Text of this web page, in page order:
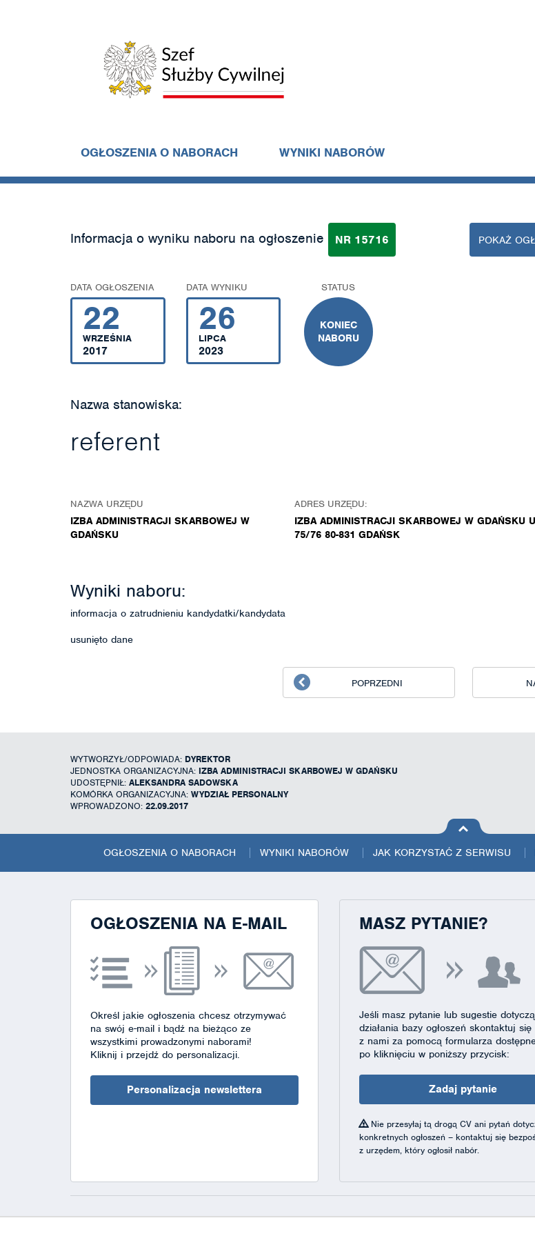
OGŁOSZENIA O NABORACH WYNIKI NABORÓW
Informacja o wyniku naboru na ogłoszenie NR 15716 POKAŻ
DATA OGŁOSZENIA
22
WRZEŚNIA
2017
DATA WYNIKU
26
LIPCA
2023
STATUS
KONIEC
NABORU
Nazwa stanowiska:
referent
NAZWA URZĘDU
IZBA ADMINISTRACJI SKARBOWEJ W
GDAŃSKU
ADRES URZĘDU:
IZBA ADMINISTRACJI SKARBOWEJ W GDAŃSKU
75/76 80-831 GDAŃSK
Wyniki naboru:
informacja o zatrudnieniu kandydatki/kandydata
usunięto dane
POPRZEDNI
WYTWORZYŁ/ODPOWIADA: DYREKTOR
JEDNOSTKA ORGANIZACYJNA: IZBA ADMINISTRACJI SKARBOWEJ W GDAŃSKU
UDOSTĘPNIŁ: ALEKSANDRA SADOWSKA
KOMÓRKA ORGANIZACYJNA: WYDZIAŁ PERSONALNY
WPROWADZONO: 22.09.2017
na górę
strony
OGŁOSZENIA O NABORACH WYNIKI NABORÓW JAK KORZYSTAĆ Z SERWISU
OGŁOSZENIA NA E-MAIL
Określ jakie ogłoszenia chcesz otrzymywać
na swój e-mail i bądź na bieżąco ze
wszystkimi prowadzonymi naborami!
Kliknij i przejdź do personalizacji.
Personalizacja newslettera
MASZ PYTANIE?
Jeśli masz pytanie lub sugestie
działania bazy ogłoszeń skontaktuj się
z nami za pomocą formularza
po kliknięciu w poniższy przycisk:
Zadaj pytanie
Nie przesyłaj tą drogą CV ani pytań
konkretnych ogłoszeń – kontaktuj się
z urzędem, który ogłosił nabór.